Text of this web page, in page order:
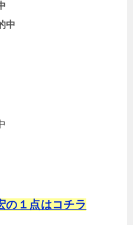
中
の１点はコチラ